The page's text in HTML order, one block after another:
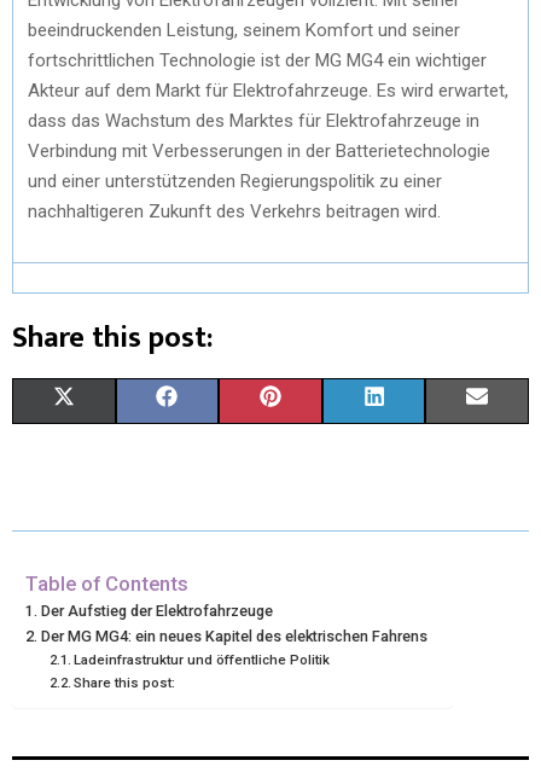
beeindruckenden Leistung, seinem Komfort und seiner
fortschrittlichen Technologie ist der MG MG4 ein wichtiger
Akteur auf dem Markt für Elektrofahrzeuge. Es wird erwartet,
dass das Wachstum des Marktes für Elektrofahrzeuge in
Verbindung mit Verbesserungen in der Batterietechnologie
und einer unterstützenden Regierungspolitik zu einer
nachhaltigeren Zukunft des Verkehrs beitragen wird.
Share this post:
W
T
T
E
O
O
T
E
K I
Table of Contents
Der Aufstieg der Elektrofahrzeuge
Der MG MG4: ein neues Kapitel des elektrischen Fahrens
Ladeinfrastruktur und öffentliche Politik
Share this post: